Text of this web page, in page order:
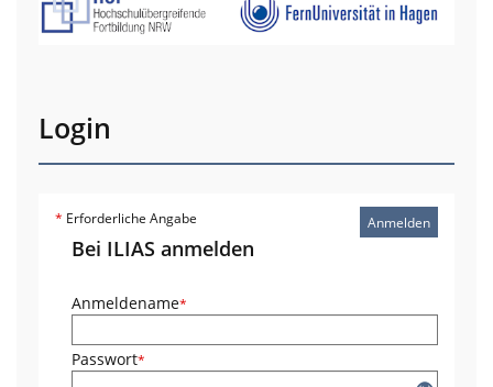
Login
Anmelden
* Erforderliche Angabe
Bei ILIAS anmelden
Anmeldename*
Passwort*